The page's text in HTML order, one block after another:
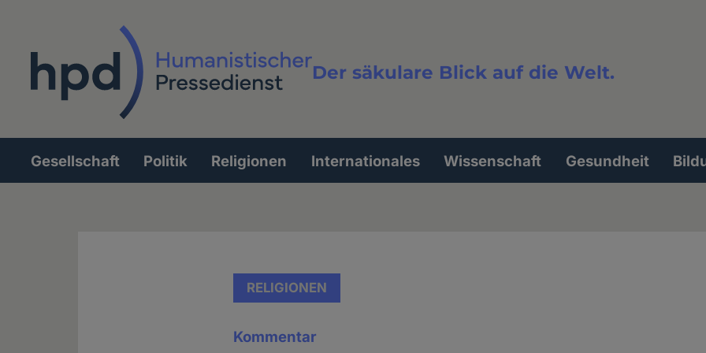
Der säkulare Blick auf die Welt.
Volltextsuche
Hauptnavigation
Gesellschaft Politik Religionen Internationales Wissenschaft Gesundheit
RELIGIONEN
Kommentar